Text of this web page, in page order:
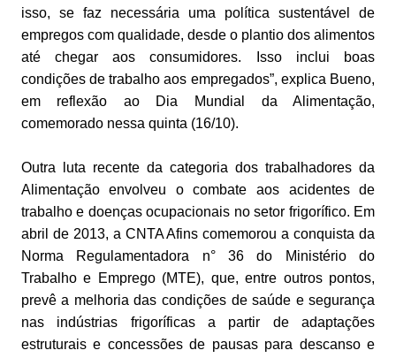
isso, se faz necessária uma política sustentável de
empregos com qualidade, desde o plantio dos alimentos
até chegar aos consumidores. Isso inclui boas
condições de trabalho aos empregados”, explica Bueno,
em reflexão ao Dia Mundial da Alimentação,
comemorado nessa quinta (16/10).
Outra luta recente da categoria dos trabalhadores da
Alimentação envolveu o combate aos acidentes de
trabalho e doenças ocupacionais no setor frigorífico. Em
abril de 2013, a CNTA Afins comemorou a conquista da
Norma Regulamentadora n° 36 do Ministério do
Trabalho e Emprego (MTE), que, entre outros pontos,
prevê a melhoria das condições de saúde e segurança
nas indústrias frigoríficas a partir de adaptações
estruturais e concessões de pausas para descanso e